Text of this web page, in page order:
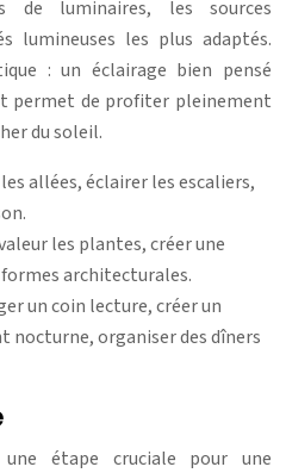
de luminaires, les sources
lumineuses les plus adaptés.
: un éclairage bien pensé
permet de profiter pleinement
du soleil.
allées, éclairer les escaliers,
les plantes, créer une
architecturales.
un coin lecture, créer un
nocturne, organiser des dîners
une étape cruciale pour une